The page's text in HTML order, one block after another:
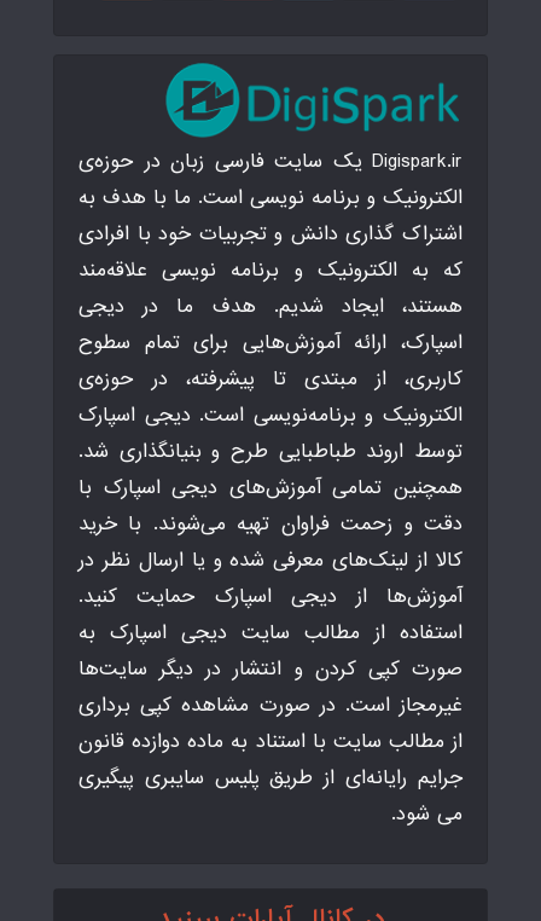
Digispark.ir یک سایت فارسی زبان در حوزه‌ی
الکترونیک و برنامه نویسی است. ما با هدف به
اشتراک گذاری دانش و تجربیات خود با افرادی
که به الکترونیک و برنامه نویسی علاقه‌مند
هستند، ایجاد شدیم. هدف ما در دیجی
اسپارک، ارائه آموزش‌هایی برای تمام سطوح
کاربری، از مبتدی تا پیشرفته، در حوزه‌ی
الکترونیک و برنامه‌نویسی است. دیجی اسپارک
توسط اروند طباطبایی طرح و بنیانگذاری شد.
همچنین تمامی آموزش‌های دیجی اسپارک با
دقت و زحمت فراوان تهیه می‌شوند. با خرید
کالا از لینک‌های معرفی شده و یا ارسال نظر در
آموزش‌ها از دیجی اسپارک حمایت کنید.
استفاده از مطالب سایت دیجی اسپارک به
صورت کپی کردن و انتشار در دیگر سایت‌ها
غیرمجاز است. در صورت مشاهده کپی برداری
از مطالب سایت با استناد به ماده دوازده قانون
جرایم رایانه‌ای از طریق پلیس سایبری پیگیری
می شود.